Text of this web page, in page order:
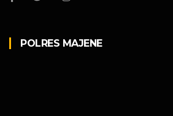
POLRES MAJENE